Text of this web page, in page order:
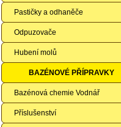
Pastičky a odhaněče
Odpuzovače
Hubení molů
BAZÉNOVÉ PŘÍPRAVKY
Bazénová chemie Vodnář
Příslušenství